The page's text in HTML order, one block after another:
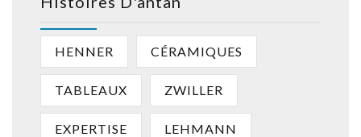
HENNER CÉRAMIQUES
TABLEAUX ZWILLER
EXPERTISE LEHMANN